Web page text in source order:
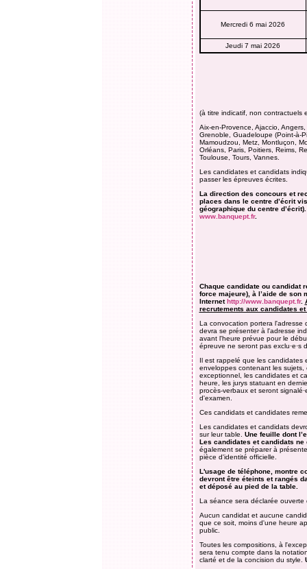
Mercredi 6 mai 2026
Jeudi 7 mai 2026
(à titre indicatif, non contractuels
Aix-en-Provence, Ajaccio,
Grenoble, Guadeloupe (Point-à-
Mamoudzou, Metz, Montluçon,
Orléans, Paris, Poitiers, Reims,
Toulouse, Tours, Vannes.
Les candidates et candidats
passer les épreuves écrites.
La direction des concours et
places dans le centre d’écrit
géographique du centre
www.banquept.fr.
Chaque candidate ou candidat
force majeure), à l’aide de
Internethttp://www.banquept.fr.
recrutements aux candidates
La convocation portera l'adresse
devra se présenter à l'adresse
avant l'heure prévue pour le
épreuve ne seront pas
Il est rappelé que les candidates
enveloppes contenant les sujets,
exceptionnel, les candidates et
heure, les jurys statuant en
procès-verbaux et seront
d'examen.
Ces candidats et candidates
Les candidates et candidats
sur leur table. Une feuille dont
Les candidates et candidats
également se préparer à
pièce d'identité officielle.
L'usage de téléphone, montre
devront être éteints et rangés
et déposé au pied de la table.
La séance sera déclarée
Aucun candidat et aucune
que ce soit, moins d'une heure
public.
Toutes les compositions, à
sera tenu compte dans la
clarté et de la concision du style.